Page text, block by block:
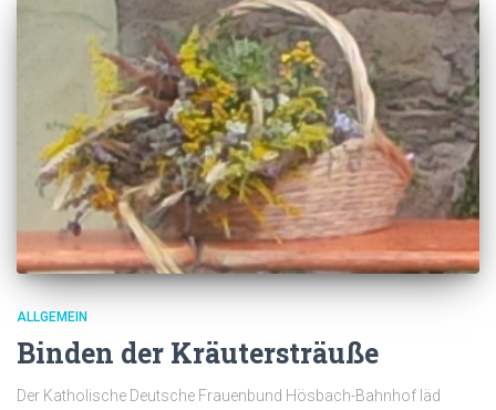
ALLGEMEIN
Binden der Kräutersträuße
Der Katholische Deutsche Frauenbund Hösbach-Bahnhof läd